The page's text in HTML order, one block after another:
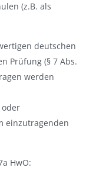
(z.B. als
deutschen
Prüfung (§ 7 Abs.
werden
oder
einzutragenden
HwO: